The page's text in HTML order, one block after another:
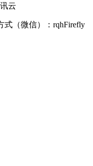
云
（微信）：rqhFirefly